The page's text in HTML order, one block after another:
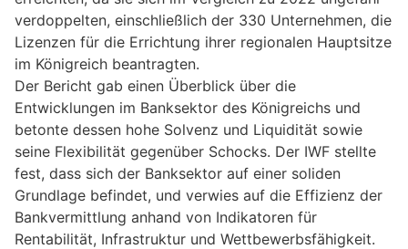
verdoppelten, einschließlich der 330 Unternehmen, die
Lizenzen für die Errichtung ihrer regionalen Hauptsitze
im Königreich beantragten.
Der Bericht gab einen Überblick über die
Entwicklungen im Banksektor des Königreichs und
betonte dessen hohe Solvenz und Liquidität sowie
seine Flexibilität gegenüber Schocks. Der IWF stellte
fest, dass sich der Banksektor auf einer soliden
Grundlage befindet, und verwies auf die Effizienz der
Bankvermittlung anhand von Indikatoren für
Rentabilität, Infrastruktur und Wettbewerbsfähigkeit.